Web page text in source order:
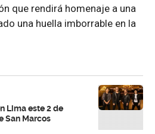
que rendirá homenaje a una
una huella imborrable en la
Lima este 2 de
San Marcos